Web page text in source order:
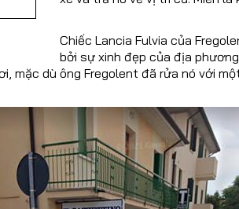
Chiếc Lancia Fulvia của
bởi sự xinh đẹp của địa
mặc dù ông Fregolent đã rửa nó với